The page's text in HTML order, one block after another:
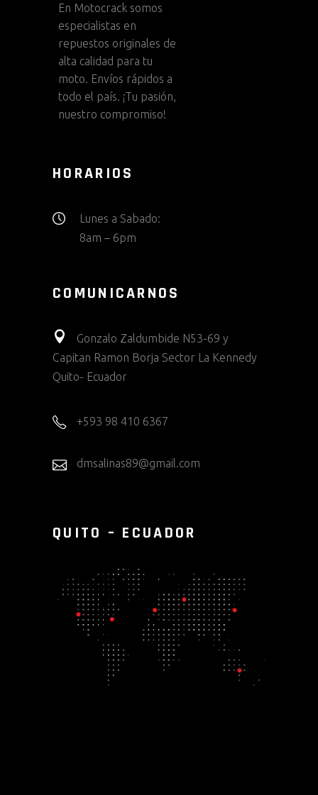
En Motocrack somos
especialistas en
repuestos originales de
alta calidad para tu
moto. Envíos rápidos a
todo el país. ¡Tu pasión,
nuestro compromiso!
HORARIOS
Lunes a Sabado:
8am – 6pm
COMUNICARNOS
Gonzalo Zaldumbide N53-69 y
Capitan Ramon Borja Sector La Kennedy
Quito- Ecuador
+593 98 410 6367
dmsalinas89@gmail.com
QUITO – ECUADOR